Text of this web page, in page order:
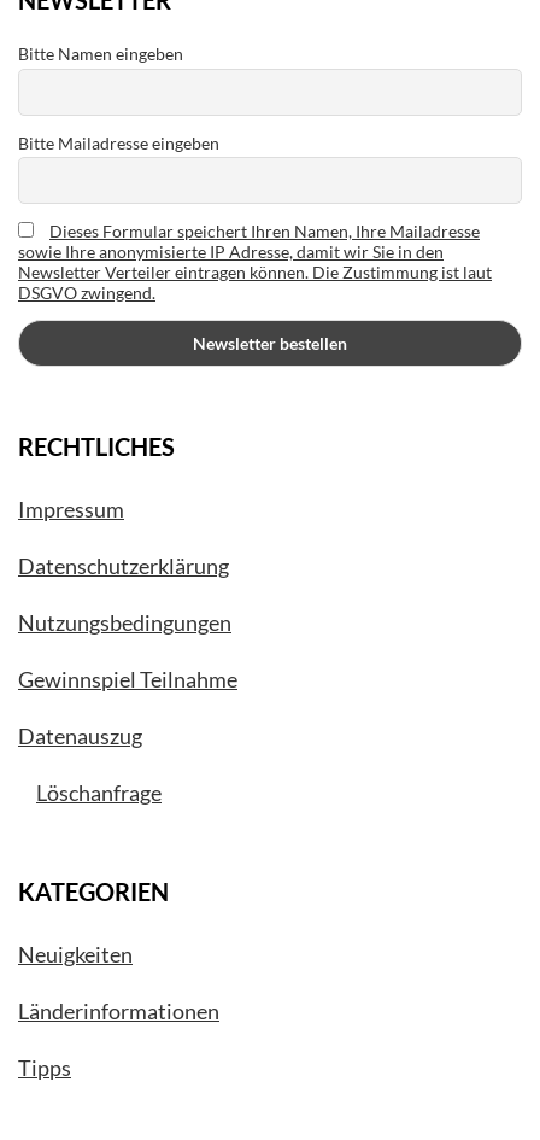
Bitte Namen eingeben
Bitte Mailadresse eingeben
Dieses Formular speichert Ihren Namen, Ihre Mailadresse
sowie Ihre anonymisierte IP Adresse, damit wir Sie in den
Newsletter Verteiler eintragen können. Die Zustimmung ist laut
DSGVO zwingend.
RECHTLICHES
Impressum
Datenschutzerklärung
Nutzungsbedingungen
Gewinnspiel Teilnahme
Datenauszug
Löschanfrage
KATEGORIEN
Neuigkeiten
Länderinformationen
Tipps